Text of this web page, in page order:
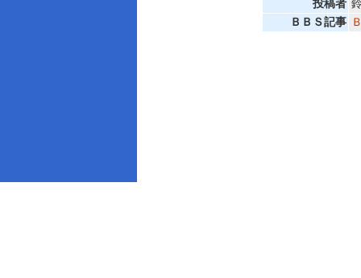
投稿者
ＢＢＳ記事